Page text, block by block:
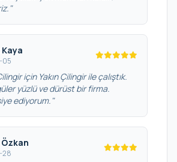
05
için Yakın Çilingir ile çalıştık.
yüzlü ve dürüst bir firma.
ediyorum."
28